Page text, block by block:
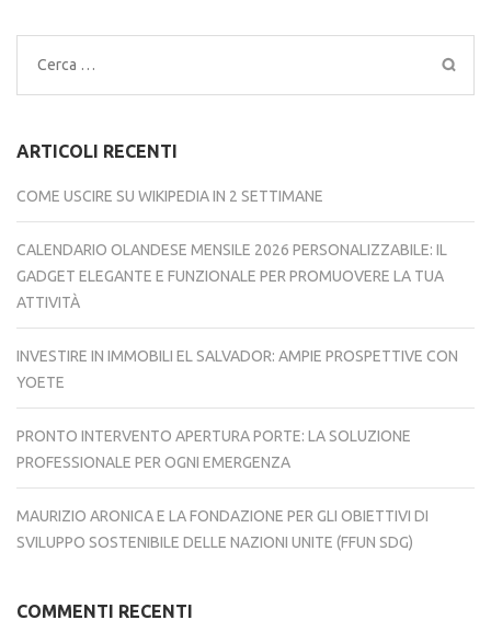
Ricerca
ARTICOLI RECENTI
COME USCIRE SU WIKIPEDIA IN 2 SETTIMANE
CALENDARIO OLANDESE MENSILE 2026 PERSONALIZZABILE: IL
GADGET ELEGANTE E FUNZIONALE PER PROMUOVERE LA TUA
ATTIVITÀ
INVESTIRE IN IMMOBILI EL SALVADOR: AMPIE PROSPETTIVE CON
YOETE
PRONTO INTERVENTO APERTURA PORTE: LA SOLUZIONE
PROFESSIONALE PER OGNI EMERGENZA
MAURIZIO ARONICA E LA FONDAZIONE PER GLI OBIETTIVI DI
SVILUPPO SOSTENIBILE DELLE NAZIONI UNITE (FFUN SDG)
COMMENTI RECENTI